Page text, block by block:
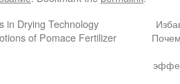
in Drying Technology
of Pomace Fertilizer